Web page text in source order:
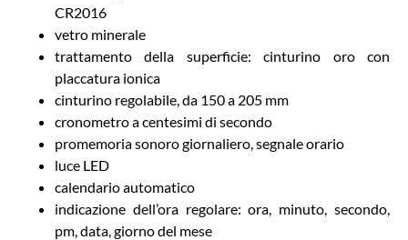
CR2016
vetro minerale
trattamento della superficie: cinturino oro con
placcatura ionica
cinturino regolabile, da 150 a 205 mm
cronometro a centesimi di secondo
promemoria sonoro giornaliero, segnale orario
luce LED
calendario automatico
indicazione dell’ora regolare: ora, minuto, secondo,
pm, data, giorno del mese